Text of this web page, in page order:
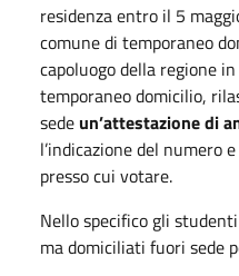
residenza entro il 5
comune di temporaneo
capoluogo della regione
temporaneo domicilio,
sede un’attestazione di
l’indicazione del numero
presso cui votare.
Nello specifico gli
ma domiciliati fuori sede